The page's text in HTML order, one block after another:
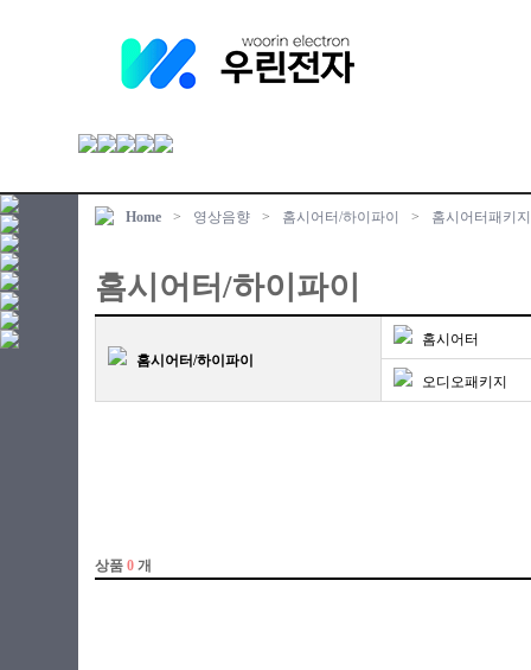
Home > 영상음향 > 홈시어터/하이파이 > 홈시어터패키지
홈시어터/하이파이
홈시어터/하이파이
홈시어터
오디오패키지